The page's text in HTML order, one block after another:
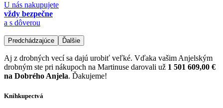
U nás nakupujete
vždy bezpečne
a s dôverou
Predchádzajúce Ďalšie
Aj z drobných vecí sa dajú urobiť veľké. Vďaka vašim Anjelským
drobným ste pri nákupoch na Martinuse darovali už 1 501 609,00 €
na Dobrého Anjela. Ďakujeme!
Kníhkupectvá